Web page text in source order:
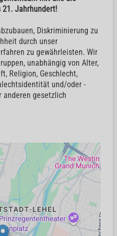
21. Jahrhundert!
Diskriminierung zu
durch unser
zu gewährleisten. Wir
unabhängig von Alter,
Religion, Geschlecht,
und/oder -
anderen gesetzlich